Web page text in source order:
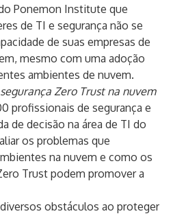
Ponemon Institute que
de TI e segurança não se
de suas empresas de
mesmo com uma adoção
ambientes de nuvem.
Zero Trust na nuvem
profissionais de segurança e
de decisão na área de TI do
os problemas que
na nuvem e como os
Trust podem promover a
obstáculos ao proteger